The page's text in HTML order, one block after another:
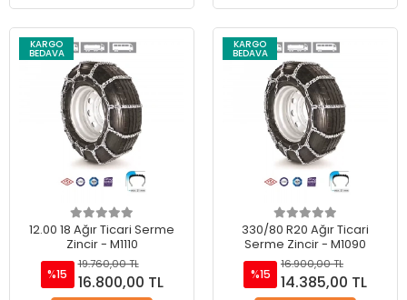
KARGO
BEDAVA
12.00 18 Ağır Ticari Serme
Zincir - M1110
%15
19.760,00 TL
16.800,00 TL
KARGO
BEDAVA
330/80 R20 Ağır Ticari
Serme Zincir - M1090
%15
16.900,00 TL
14.385,00 TL